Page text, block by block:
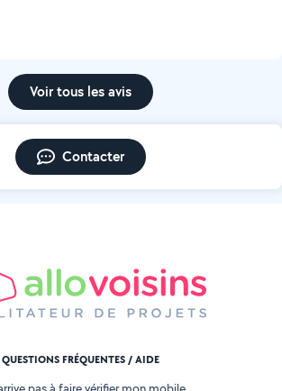
Voir tous les avis
Contacter
QUESTIONS FRÉQUENTES / AIDE